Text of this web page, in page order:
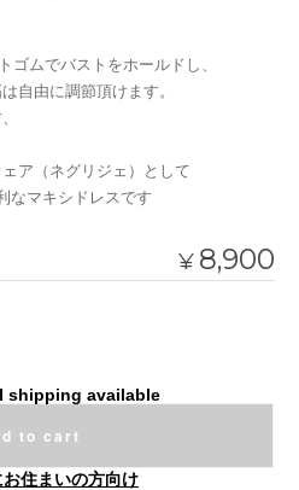
ゴムでバストをホールドし、
自由に調節頂けます。
ア（ネグリジェ）として
なマキシドレスです
¥ 8,900
shipping available
to cart
お住まいの方向け